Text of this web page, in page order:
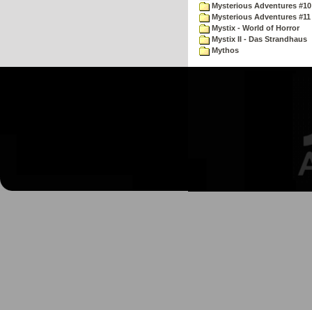
Mysterious Adventures
Mysterious Adventures
Mystix - World of Horror
Mystix II - Das Strandhaus
Mythos